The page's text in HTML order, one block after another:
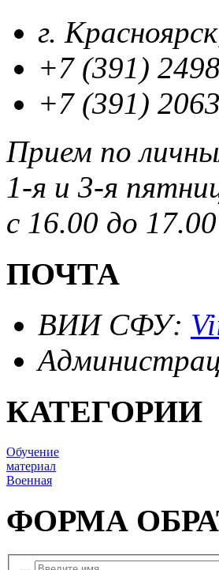
г.
+7 (391)
+7 (391)
Прием по
1-я и 3-я
с 16.00 до 17.00
ПОЧТА
ВИИ СФУ:
КАТЕГОРИИ
Обучение
материал
Военная
ФОРМА